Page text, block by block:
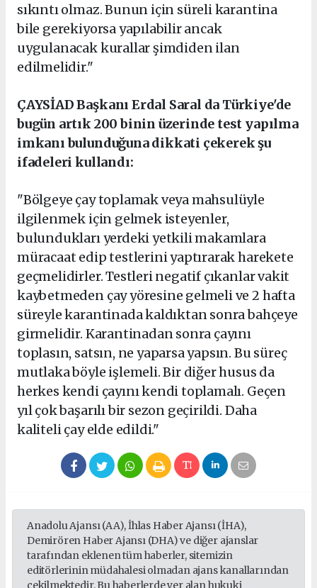
sıkıntı olmaz. Bunun için süreli karantina
bile gerekiyorsa yapılabilir ancak
uygulanacak kurallar şimdiden ilan
edilmelidir."
ÇAYSİAD Başkanı Erdal Saral da Türkiye'de
bugün artık 200 binin üzerinde test yapılma
imkanı bulunduğuna dikkati çekerek şu
ifadeleri kullandı:
"Bölgeye çay toplamak veya mahsulüyle
ilgilenmek için gelmek isteyenler,
bulundukları yerdeki yetkili makamlara
müracaat edip testlerini yaptırarak harekete
geçmelidirler. Testleri negatif çıkanlar vakit
kaybetmeden çay yöresine gelmeli ve 2 hafta
süreyle karantinada kaldıktan sonra bahçeye
girmelidir. Karantinadan sonra çayını
toplasın, satsın, ne yaparsa yapsın. Bu süreç
mutlaka böyle işlemeli. Bir diğer husus da
herkes kendi çayını kendi toplamalı. Geçen
yıl çok başarılı bir sezon geçirildi. Daha
kaliteli çay elde edildi."
Anadolu Ajansı (AA), İhlas Haber Ajansı (İHA),
Demirören Haber Ajansı (DHA) ve diğer ajanslar
tarafından eklenen tüm haberler, sitemizin
editörlerinin müdahalesi olmadan ajans kanallarından
çekilmektedir. Bu haberlerde yer alan hukuki